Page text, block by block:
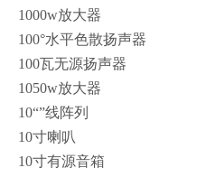
1000w放大器
100°水平色散扬声器
100瓦无源扬声器
1050w放大器
10“”线阵列
10寸喇叭
10寸有源音箱